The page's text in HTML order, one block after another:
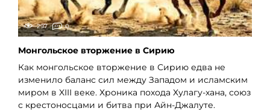
297 0
Монгольское вторжение в Сирию
Как монгольское вторжение в Сирию едва не
изменило баланс сил между Западом и исламским
миром в XIII веке. Хроника похода Хулагу-хана, союз
с крестоносцами и битва при Айн-Джалуте.